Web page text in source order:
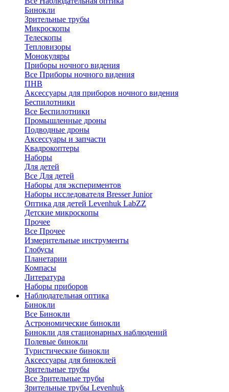
Бинокли
Зрительные трубы
Микроскопы
Телескопы
Тепловизоры
Монокуляры
Приборы ночного видения
Все Приборы ночного видения
ПНВ
Аксессуары для приборов ночного видения
Беспилотники
Все Беспилотники
Промышленные дроны
Подводные дроны
Аксессуары и запчасти
Квадрокоптеры
Наборы
Для детей
Все Для детей
Наборы для экспериментов
Наборы исследователя Bresser Junior
Оптика для детей Levenhuk LabZZ
Детские микроскопы
Прочее
Все Прочее
Измерительные инструменты
Глобусы
Планетарии
Компасы
Литература
Наборы приборов
Наблюдательная оптика
Бинокли
Все Бинокли
Астрономические бинокли
Бинокли для стационарных наблюдений
Полевые бинокли
Туристические бинокли
Аксессуары для биноклей
Зрительные трубы
Все Зрительные трубы
Зрительные трубы Levenhuk